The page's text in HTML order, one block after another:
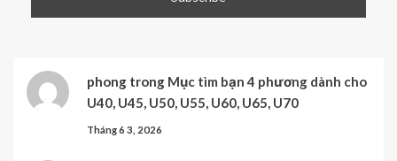
phong trong Mục tìm bạn 4 phương dành cho
U40, U45, U50, U55, U60, U65, U70
Tháng 6 3, 2026